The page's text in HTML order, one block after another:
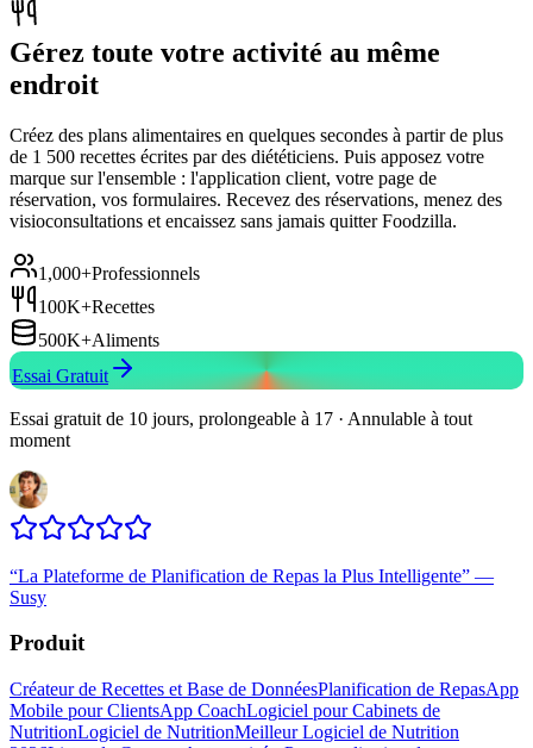
Gérez toute votre activité au même
endroit
Créez des plans alimentaires en quelques secondes à partir de plus
de 1 500 recettes écrites par des diététiciens. Puis apposez votre
marque sur l'ensemble : l'application client, votre page de
réservation, vos formulaires. Recevez des réservations, menez des
visioconsultations et encaissez sans jamais quitter Foodzilla.
1,000+Professionnels
100K+Recettes
500K+Aliments
Essai Gratuit
Essai gratuit de 10 jours, prolongeable à 17 · Annulable à tout
moment
“La Plateforme de Planification de Repas la Plus Intelligente” —
Susy
Produit
Créateur de Recettes et Base de DonnéesPlanification de RepasApp
Mobile pour ClientsApp CoachLogiciel pour Cabinets de
NutritionLogiciel de NutritionMeilleur Logiciel de Nutrition